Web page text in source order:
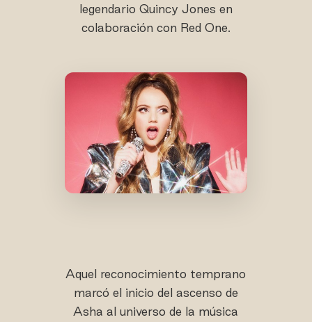
legendario Quincy Jones en
colaboración con Red One.
Aquel reconocimiento temprano
marcó el inicio del ascenso de
Asha al universo de la música